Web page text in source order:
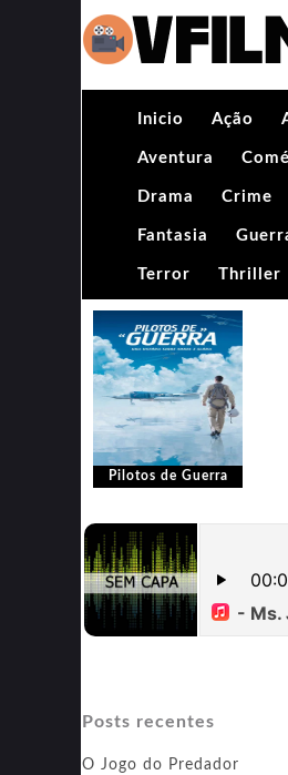
Inicio Ação
Aventura
Drama Crime
Fantasia
Terror Thriller
Pilotos de Guerra
Posts recentes
O Jogo do Predador